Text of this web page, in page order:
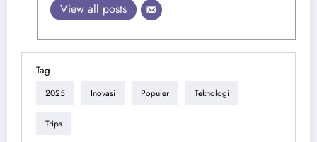
View all posts
Tag
2025 Inovasi Populer Teknologi
Trips